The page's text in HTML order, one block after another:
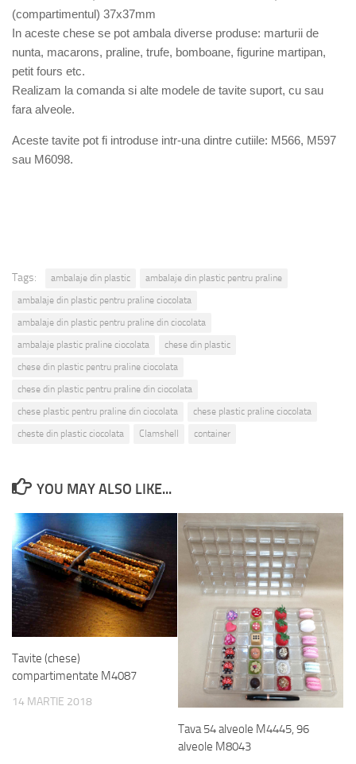
(compartimentul) 37x37mm
In aceste chese se pot ambala diverse produse: marturii de
nunta, macarons, praline, trufe, bomboane, figurine martipan,
petit fours etc.
Realizam la comanda si alte modele de tavite suport, cu sau
fara alveole.
Aceste tavite pot fi introduse intr-una dintre cutiile: M566, M597
sau M6098.
Tags: ambalaje din plastic
ambalaje din plastic pentru praline
ambalaje din plastic pentru praline ciocolata
ambalaje din plastic pentru praline din ciocolata
ambalaje plastic praline ciocolata
chese din plastic
chese din plastic pentru praline ciocolata
chese din plastic pentru praline din ciocolata
chese plastic pentru praline din ciocolata
chese plastic praline ciocolata
cheste din plastic ciocolata
Clamshell container
YOU MAY ALSO LIKE...
Tavite (chese)
compartimentate M4087
14 MARTIE 2018
Tava 54 alveole M4445, 96
alveole M8043